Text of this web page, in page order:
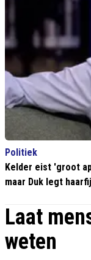
Politiek
Kelder eist 'groot
maar Duk legt
Laat
weten